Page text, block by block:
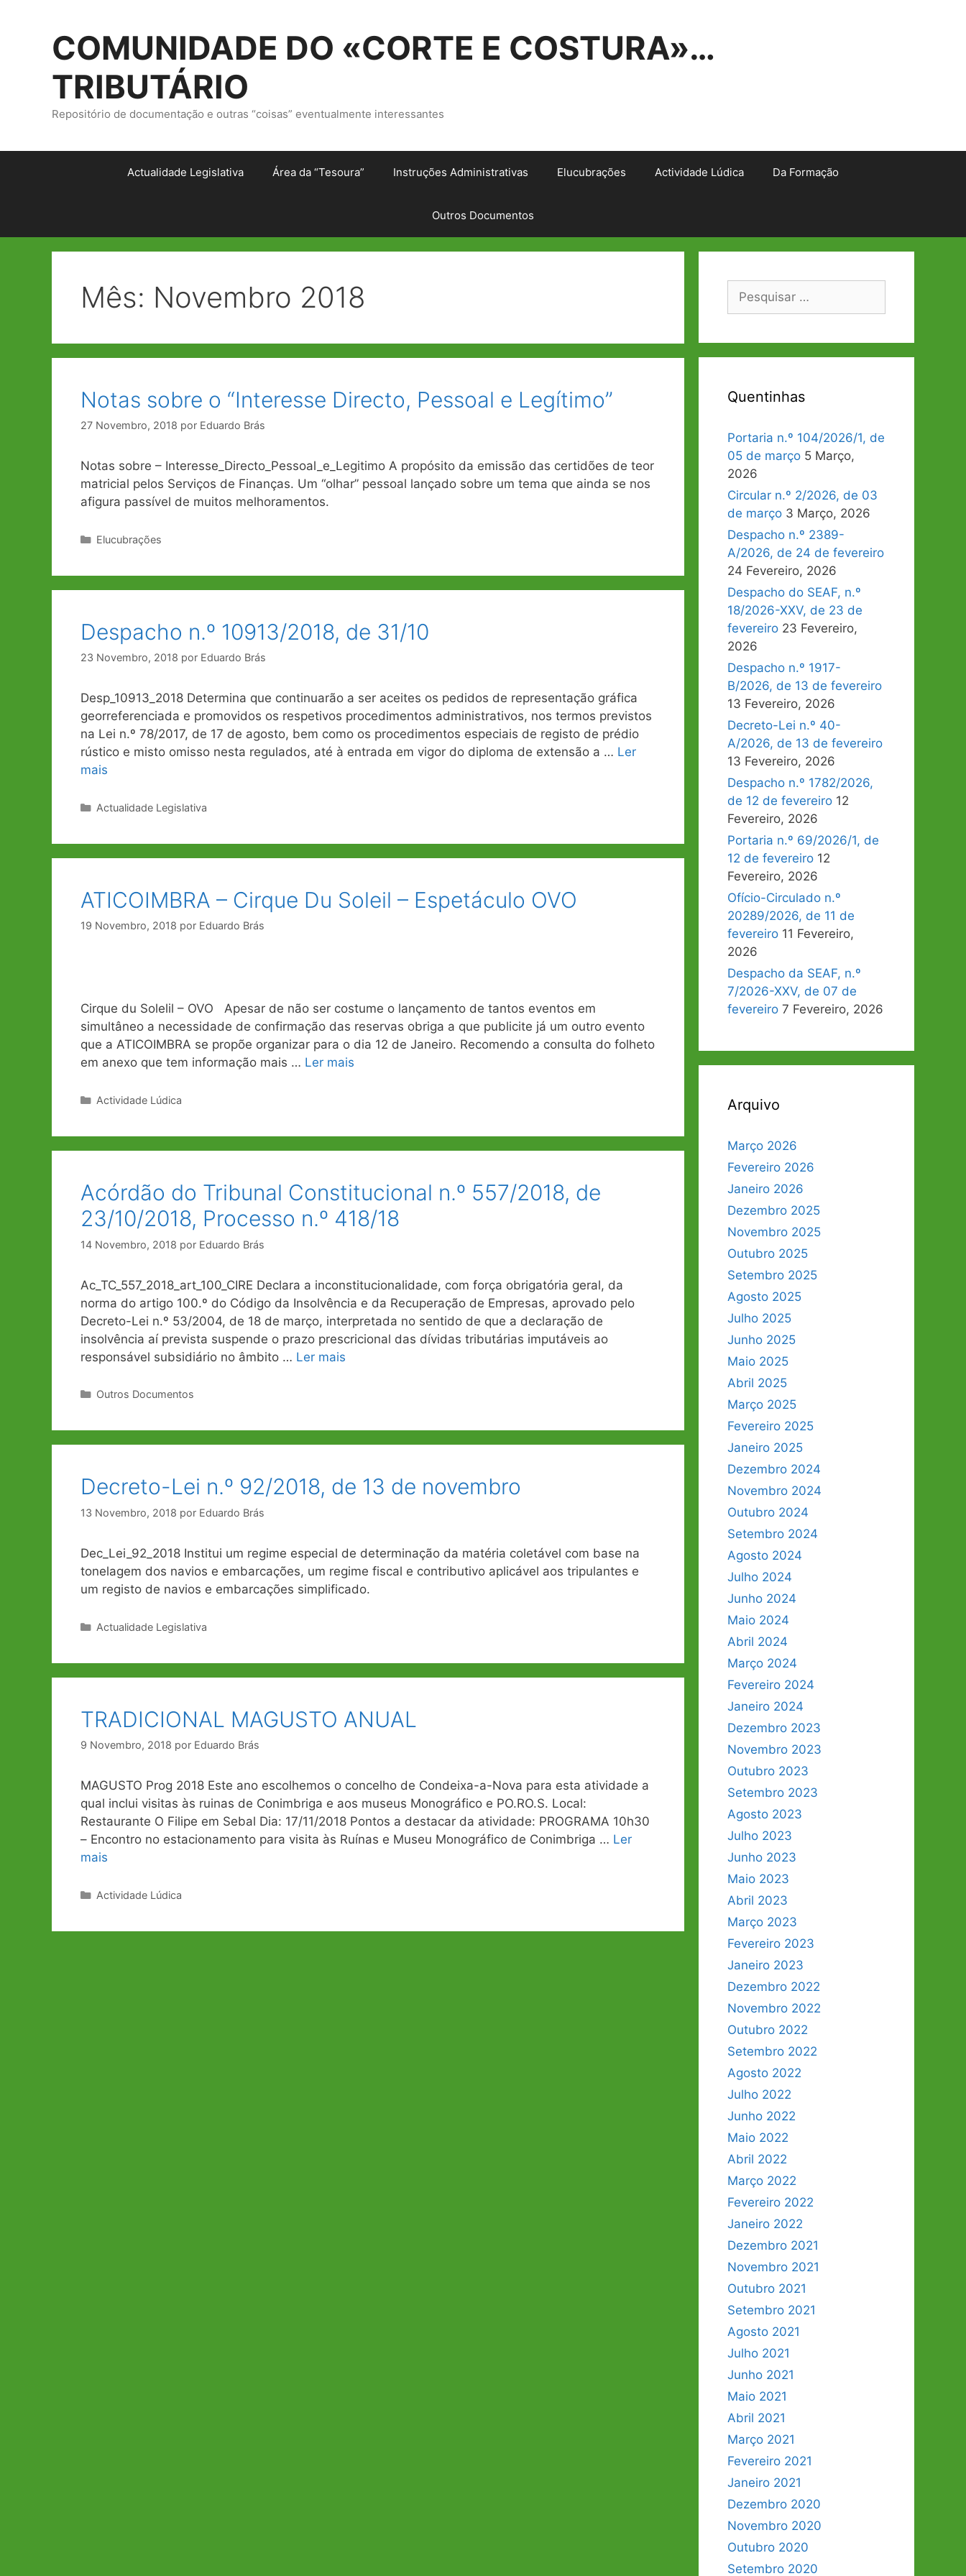
COMUNIDADE DO «CORTE E COSTURA»…
TRIBUTÁRIO
Repositório de documentação e outras “coisas” eventualmente interessantes
Actualidade Legislativa Área da “Tesoura” Instruções Administrativas Elucubrações Actividade Lúdica Da Formação
Outros Documentos
Mês: Novembro 2018
Notas sobre o “Interesse Directo, Pessoal e Legítimo”
27 Novembro, 2018 por Eduardo Brás
Notas sobre – Interesse_Directo_Pessoal_e_Legitimo A propósito da emissão das certidões de teor
matricial pelos Serviços de Finanças. Um “olhar” pessoal lançado sobre um tema que ainda se nos
afigura passível de muitos melhoramentos.
Categorias
Elucubrações
Despacho n.º 10913/2018, de 31/10
23 Novembro, 2018 por Eduardo Brás
Desp_10913_2018 Determina que continuarão a ser aceites os pedidos de representação gráfica
georreferenciada e promovidos os respetivos procedimentos administrativos, nos termos previstos
na Lei n.º 78/2017, de 17 de agosto, bem como os procedimentos especiais de registo de prédio
rústico e misto omisso nesta regulados, até à entrada em vigor do diploma de extensão a … Ler
mais
Categorias
Actualidade Legislativa
ATICOIMBRA – Cirque Du Soleil – Espetáculo OVO
19 Novembro, 2018 por Eduardo Brás
Cirque du Solelil – OVO Apesar de não ser costume o lançamento de tantos eventos em
simultâneo a necessidade de confirmação das reservas obriga a que publicite já um outro evento
que a ATICOIMBRA se propõe organizar para o dia 12 de Janeiro. Recomendo a consulta do folheto
em anexo que tem informação mais … Ler mais
Categorias
Actividade Lúdica
Acórdão do Tribunal Constitucional n.º 557/2018, de
23/10/2018, Processo n.º 418/18
14 Novembro, 2018 por Eduardo Brás
Ac_TC_557_2018_art_100_CIRE Declara a inconstitucionalidade, com força obrigatória geral, da
norma do artigo 100.º do Código da Insolvência e da Recuperação de Empresas, aprovado pelo
Decreto-Lei n.º 53/2004, de 18 de março, interpretada no sentido de que a declaração de
insolvência aí prevista suspende o prazo prescricional das dívidas tributárias imputáveis ao
responsável subsidiário no âmbito … Ler mais
Categorias
Outros Documentos
Decreto-Lei n.º 92/2018, de 13 de novembro
13 Novembro, 2018 por Eduardo Brás
Dec_Lei_92_2018 Institui um regime especial de determinação da matéria coletável com base na
tonelagem dos navios e embarcações, um regime fiscal e contributivo aplicável aos tripulantes e
um registo de navios e embarcações simplificado.
Categorias
Actualidade Legislativa
TRADICIONAL MAGUSTO ANUAL
9 Novembro, 2018 por Eduardo Brás
MAGUSTO Prog 2018 Este ano escolhemos o concelho de Condeixa-a-Nova para esta atividade a
qual inclui visitas às ruinas de Conimbriga e aos museus Monográfico e PO.RO.S. Local:
Restaurante O Filipe em Sebal Dia: 17/11/2018 Pontos a destacar da atividade: PROGRAMA 10h30
– Encontro no estacionamento para visita às Ruínas e Museu Monográfico de Conimbriga … Ler
mais
Categorias
Actividade Lúdica
Pesquisar
Quentinhas
Portaria n.º 104/2026/1, de
05 de março 5 Março,
2026
Circular n.º 2/2026, de 03
de março 3 Março, 2026
Despacho n.º 2389-
A/2026, de 24 de fevereiro
24 Fevereiro, 2026
Despacho do SEAF, n.º
18/2026-XXV, de 23 de
fevereiro 23 Fevereiro,
2026
Despacho n.º 1917-
B/2026, de 13 de fevereiro
13 Fevereiro, 2026
Decreto-Lei n.º 40-
A/2026, de 13 de fevereiro
13 Fevereiro, 2026
Despacho n.º 1782/2026,
de 12 de fevereiro 12
Fevereiro, 2026
Portaria n.º 69/2026/1, de
12 de fevereiro 12
Fevereiro, 2026
Ofício-Circulado n.º
20289/2026, de 11 de
fevereiro 11 Fevereiro,
2026
Despacho da SEAF, n.º
7/2026-XXV, de 07 de
fevereiro 7 Fevereiro, 2026
Arquivo
Março 2026
Fevereiro 2026
Janeiro 2026
Dezembro 2025
Novembro 2025
Outubro 2025
Setembro 2025
Agosto 2025
Julho 2025
Junho 2025
Maio 2025
Abril 2025
Março 2025
Fevereiro 2025
Janeiro 2025
Dezembro 2024
Novembro 2024
Outubro 2024
Setembro 2024
Agosto 2024
Julho 2024
Junho 2024
Maio 2024
Abril 2024
Março 2024
Fevereiro 2024
Janeiro 2024
Dezembro 2023
Novembro 2023
Outubro 2023
Setembro 2023
Agosto 2023
Julho 2023
Junho 2023
Maio 2023
Abril 2023
Março 2023
Fevereiro 2023
Janeiro 2023
Dezembro 2022
Novembro 2022
Outubro 2022
Setembro 2022
Agosto 2022
Julho 2022
Junho 2022
Maio 2022
Abril 2022
Março 2022
Fevereiro 2022
Janeiro 2022
Dezembro 2021
Novembro 2021
Outubro 2021
Setembro 2021
Agosto 2021
Julho 2021
Junho 2021
Maio 2021
Abril 2021
Março 2021
Fevereiro 2021
Janeiro 2021
Dezembro 2020
Novembro 2020
Outubro 2020
Setembro 2020